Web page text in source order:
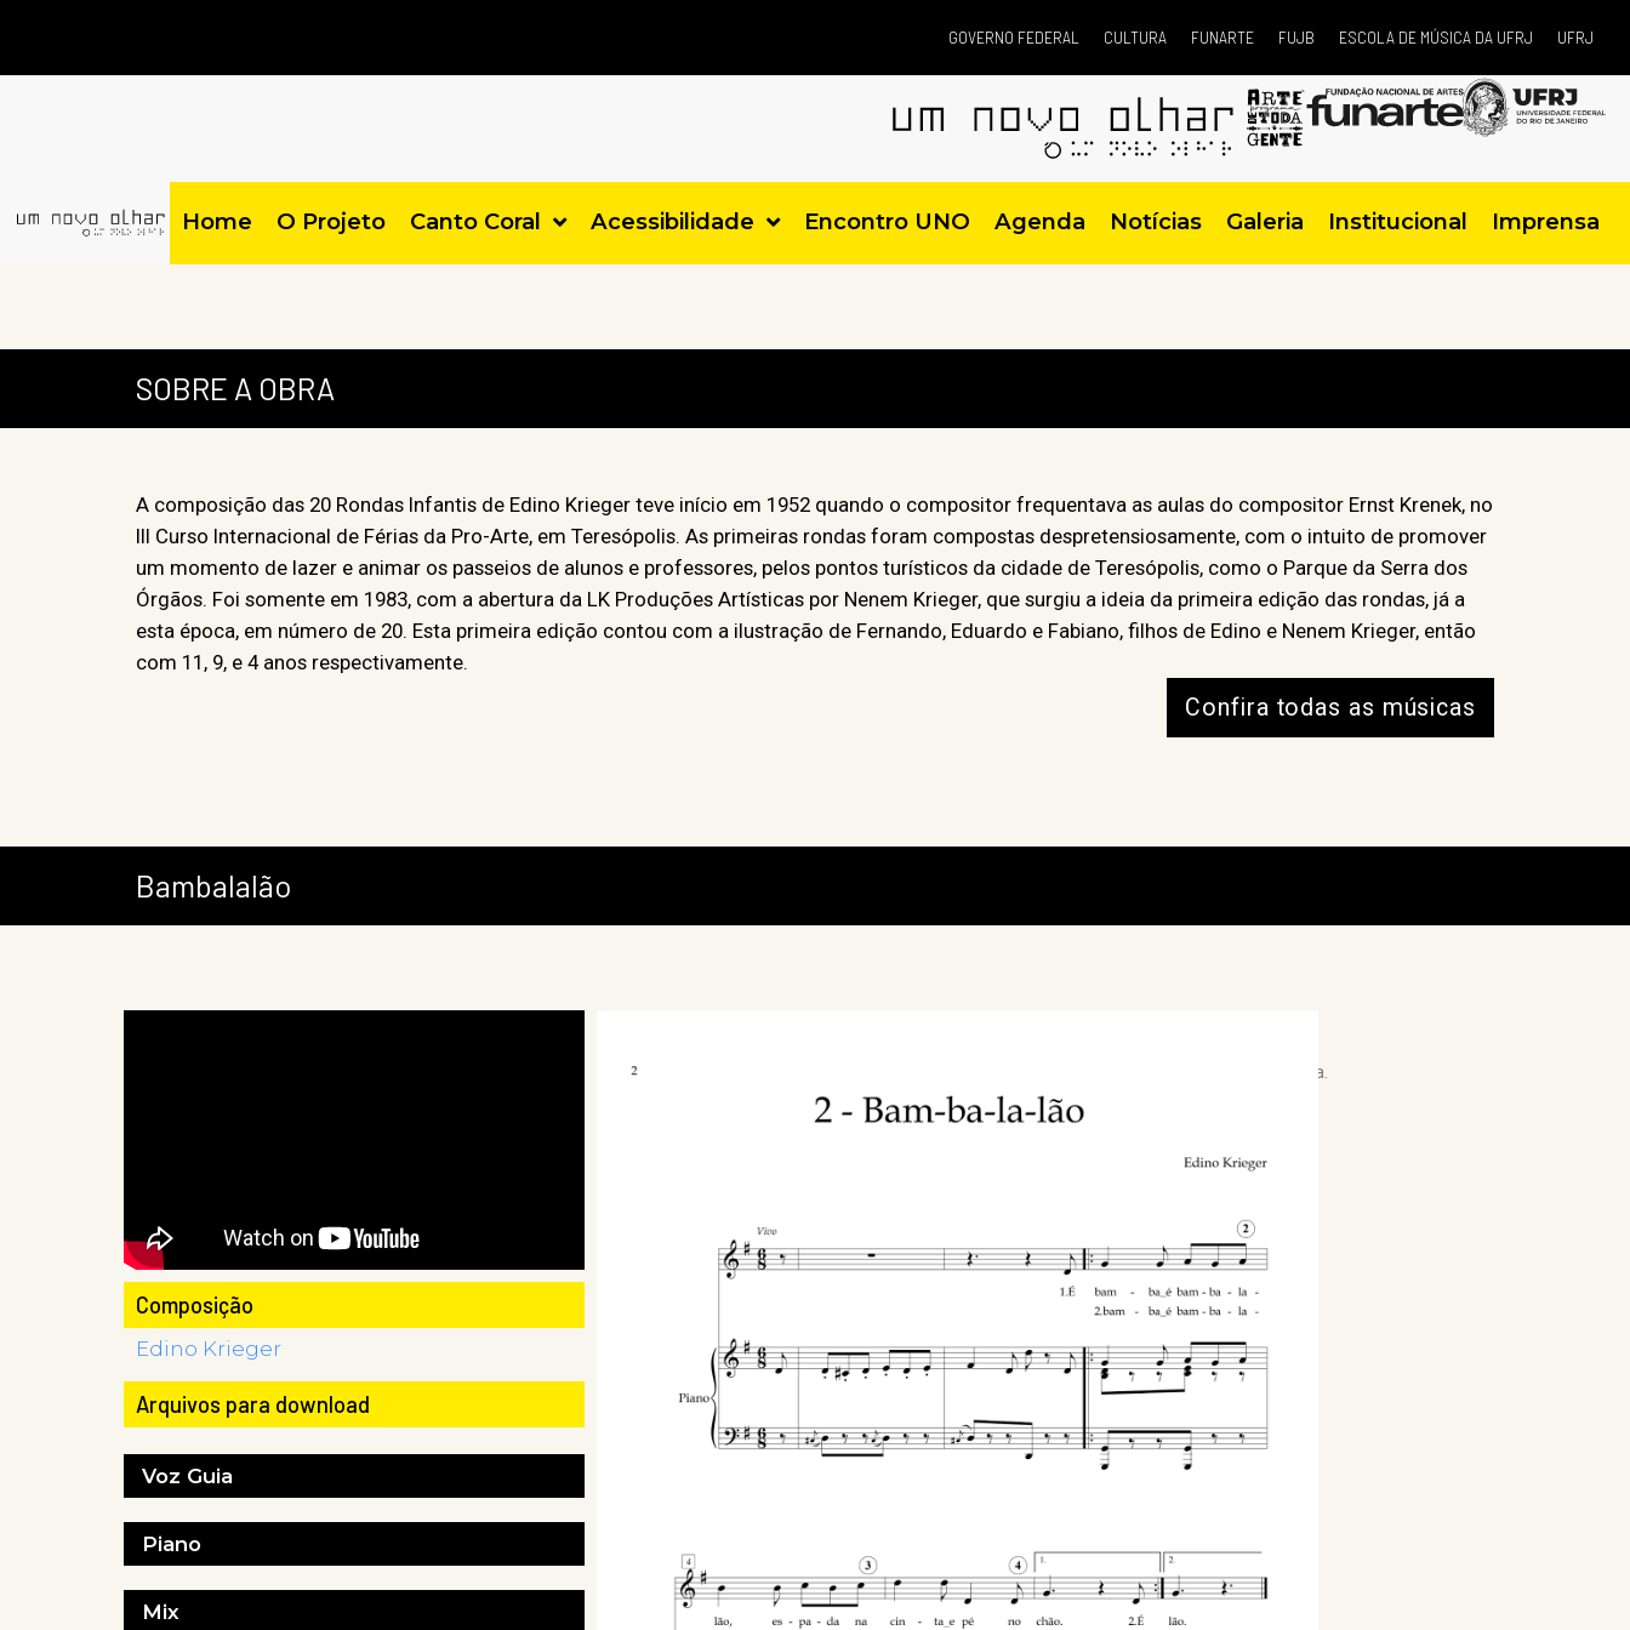
GOVERNO FEDERAL CULTURA FUNARTE FUJB ESCOLA DE MÚSICA DA UFRJ UFRJ
Home O Projeto Canto Coral Acessibilidade Encontro UNO Agenda Notícias Galeria Institucional Imprensa
SOBRE A OBRA
A composição das 20 Rondas Infantis de Edino Krieger teve início em 1952 quando o compositor frequentava as aulas do compositor Ernst Krenek, no
III Curso Internacional de Férias da Pro-Arte, em Teresópolis. As primeiras rondas foram compostas despretensiosamente, com o intuito de promover
um momento de lazer e animar os passeios de alunos e professores, pelos pontos turísticos da cidade de Teresópolis, como o Parque da Serra dos
Órgãos. Foi somente em 1983, com a abertura da LK Produções Artísticas por Nenem Krieger, que surgiu a ideia da primeira edição das rondas, já a
esta época, em número de 20. Esta primeira edição contou com a ilustração de Fernando, Eduardo e Fabiano, filhos de Edino e Nenem Krieger, então
com 11, 9, e 4 anos respectivamente.
Confira todas as músicas
Bambalalão
Composição
Edino Krieger
Arquivos para download
Voz Guia
Piano
Mix
Caso a partitura não apareça aqui, pressione F5 para recarregar a página.